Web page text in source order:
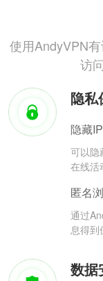
使用AndyVPN
访
隐私
隐藏
可以隐
在线活
匿名
通过
息得到
数据